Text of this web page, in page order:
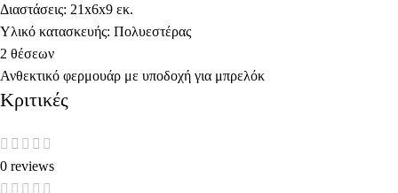
Διαστάσεις: 21x6x9 εκ.
Υλικό κατασκευής: Πολυεστέρας
2 θέσεων
Ανθεκτικό φερμουάρ με υποδοχή για μπρελόκ
Κριτικές
0 reviews